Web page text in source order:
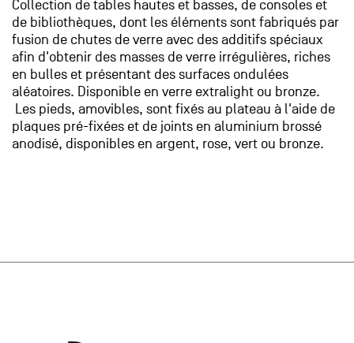
Collection de tables hautes et basses, de consoles et
de bibliothèques, dont les éléments sont fabriqués par
fusion de chutes de verre avec des additifs spéciaux
afin d'obtenir des masses de verre irrégulières, riches
en bulles et présentant des surfaces ondulées
aléatoires. Disponible en verre extralight ou bronze.
Les pieds, amovibles, sont fixés au plateau à l'aide de
plaques pré-fixées et de joints en aluminium brossé
anodisé, disponibles en argent, rose, vert ou bronze.